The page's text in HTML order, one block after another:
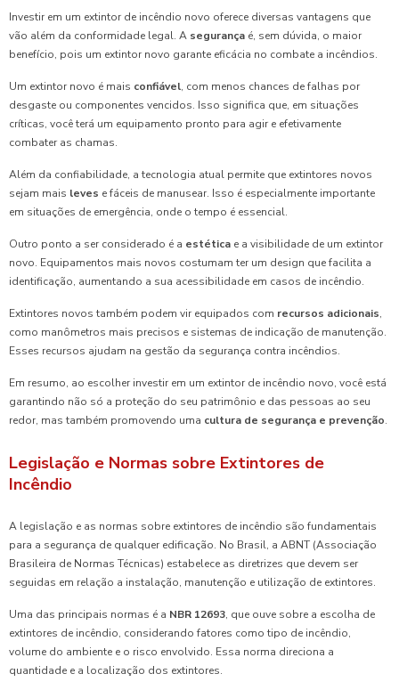
Investir em um extintor de incêndio novo oferece diversas vantagens que
vão além da conformidade legal. A segurança é, sem dúvida, o maior
benefício, pois um extintor novo garante eficácia no combate a incêndios.
Um extintor novo é mais confiável, com menos chances de falhas por
desgaste ou componentes vencidos. Isso significa que, em situações
críticas, você terá um equipamento pronto para agir e efetivamente
combater as chamas.
Além da confiabilidade, a tecnologia atual permite que extintores novos
sejam mais leves e fáceis de manusear. Isso é especialmente importante
em situações de emergência, onde o tempo é essencial.
Outro ponto a ser considerado é a estética e a visibilidade de um extintor
novo. Equipamentos mais novos costumam ter um design que facilita a
identificação, aumentando a sua acessibilidade em casos de incêndio.
Extintores novos também podem vir equipados com recursos adicionais,
como manômetros mais precisos e sistemas de indicação de manutenção.
Esses recursos ajudam na gestão da segurança contra incêndios.
Em resumo, ao escolher investir em um extintor de incêndio novo, você está
garantindo não só a proteção do seu patrimônio e das pessoas ao seu
redor, mas também promovendo uma cultura de segurança e prevenção.
Legislação e Normas sobre Extintores de
Incêndio
A legislação e as normas sobre extintores de incêndio são fundamentais
para a segurança de qualquer edificação. No Brasil, a ABNT (Associação
Brasileira de Normas Técnicas) estabelece as diretrizes que devem ser
seguidas em relação a instalação, manutenção e utilização de extintores.
Uma das principais normas é a NBR 12693, que ouve sobre a escolha de
extintores de incêndio, considerando fatores como tipo de incêndio,
volume do ambiente e o risco envolvido. Essa norma direciona a
quantidade e a localização dos extintores.